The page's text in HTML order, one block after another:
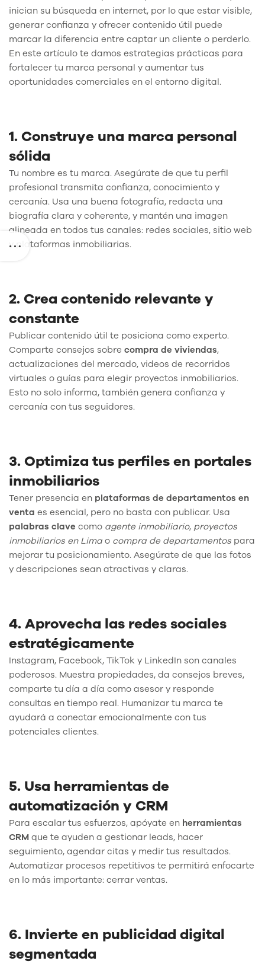
inician su búsqueda en internet, por lo que estar visible,
generar confianza y ofrecer contenido útil puede
marcar la diferencia entre captar un cliente o perderlo.
En este artículo te damos estrategias prácticas para
fortalecer tu marca personal y aumentar tus
oportunidades comerciales en el entorno digital.
1. Construye una marca personal
sólida
Tu nombre es tu marca. Asegúrate de que tu perfil
profesional transmita confianza, conocimiento y
cercanía. Usa una buena fotografía, redacta una
biografía clara y coherente, y mantén una imagen
alineada en todos tus canales: redes sociales, sitio web
y plataformas inmobiliarias.
2. Crea contenido relevante y
constante
Publicar contenido útil te posiciona como experto.
Comparte consejos sobre compra de viviendas,
actualizaciones del mercado, videos de recorridos
virtuales o guías para elegir proyectos inmobiliarios.
Esto no solo informa, también genera confianza y
cercanía con tus seguidores.
3. Optimiza tus perfiles en portales
inmobiliarios
Tener presencia en plataformas de departamentos en
venta es esencial, pero no basta con publicar. Usa
palabras clave como agente inmobiliario, proyectos
inmobiliarios en Lima o compra de departamentos para
mejorar tu posicionamiento. Asegúrate de que las fotos
y descripciones sean atractivas y claras.
4. Aprovecha las redes sociales
estratégicamente
Instagram, Facebook, TikTok y LinkedIn son canales
poderosos. Muestra propiedades, da consejos breves,
comparte tu día a día como asesor y responde
consultas en tiempo real. Humanizar tu marca te
ayudará a conectar emocionalmente con tus
potenciales clientes.
5. Usa herramientas de
automatización y CRM
Para escalar tus esfuerzos, apóyate en herramientas
CRM que te ayuden a gestionar leads, hacer
seguimiento, agendar citas y medir tus resultados.
Automatizar procesos repetitivos te permitirá enfocarte
en lo más importante: cerrar ventas.
6. Invierte en publicidad digital
segmentada